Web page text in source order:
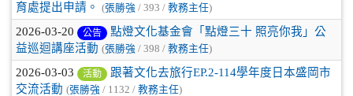
育處提出申請。
(張勝強 / 393 / 教務主任)
2026-03-20 公告
點燈文化基金會「點燈三十 照亮你我」公
益巡迴講座活動 (張勝強 / 398 / 教務主任)
2026-03-03 活動
跟著文化去旅行EP.2-114學年度日本盛岡市
交流活動 (張勝強 / 1132 / 教務主任)